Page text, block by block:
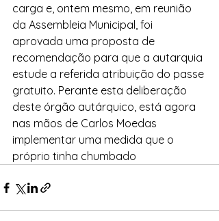
carga e, ontem mesmo, em reunião
da Assembleia Municipal, foi
aprovada uma proposta de
recomendação para que a autarquia
estude a referida atribuição do passe
gratuito. Perante esta deliberação
deste órgão autárquico, está agora
nas mãos de Carlos Moedas
implementar uma medida que o
próprio tinha chumbado